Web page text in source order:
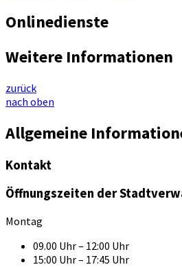
Onlinedienste
Weitere Informationen
zurück
nach oben
Allgemeine
Kontakt
Öffnungszeiten der
Montag
09.00 Uhr – 12:00 Uhr
15:00 Uhr – 17:45 Uhr